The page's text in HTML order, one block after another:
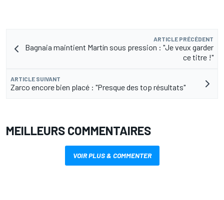
ARTICLE PRÉCÉDENT
Bagnaia maintient Martín sous pression : "Je veux garder
ce titre !"
ARTICLE SUIVANT
Zarco encore bien placé : "Presque des top résultats"
MEILLEURS COMMENTAIRES
VOIR PLUS & COMMENTER